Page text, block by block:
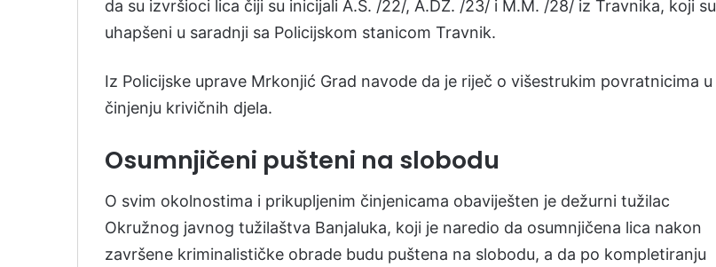
da su izvršioci lica čiji su inicijali A.S. /22/, A.DŽ. /23/ i M.M. /28/ iz Travnika, koji su
uhapšeni u saradnji sa Policijskom stanicom Travnik.
Iz Policijske uprave Mrkonjić Grad navode da je riječ o višestrukim povratnicima u
činjenju krivičnih djela.
Osumnjičeni pušteni na slobodu
O svim okolnostima i prikupljenim činjenicama obaviješten je dežurni tužilac
Okružnog javnog tužilaštva Banjaluka, koji je naredio da osumnjičena lica nakon
završene kriminalističke obrade budu puštena na slobodu, a da po kompletiranju